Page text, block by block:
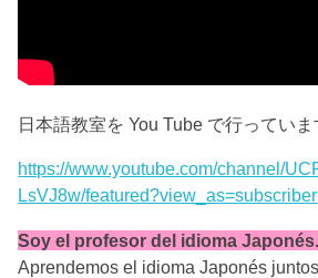
日本語教室を You Tube で行っていま
https://www.youtube.com/channel/
LsVJ8w/featured?view_as=subscriber
Soy el profesor del idioma Japonés.
Aprendemos el idioma Japonés